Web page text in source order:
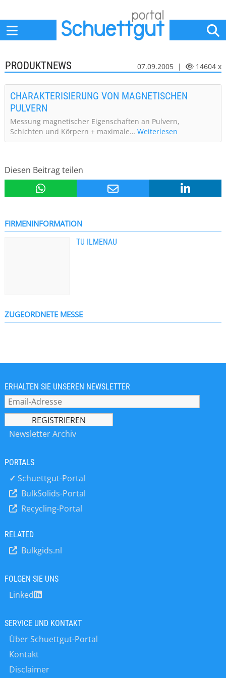
PRODUKTNEWS 07.09.2005 | 14604 x
CHARAKTERISIERUNG VON MAGNETISCHEN
PULVERN
Messung magnetischer Eigenschaften an Pulvern,
Schichten und Körpern + maximale… Weiterlesen
Diesen Beitrag teilen
FIRMENINFORMATION
TU ILMENAU
ZUGEORDNETE MESSE
ERHALTEN SIE UNSEREN NEWSLETTER
Newsletter Archiv
PORTALS
✓ Schuettgut-Portal
BulkSolids-Portal
Recycling-Portal
RELATED
Bulkgids.nl
FOLGEN SIE UNS
Linked
SERVICE UND KONTAKT
Über Schuettgut-Portal
Kontakt
Disclaimer